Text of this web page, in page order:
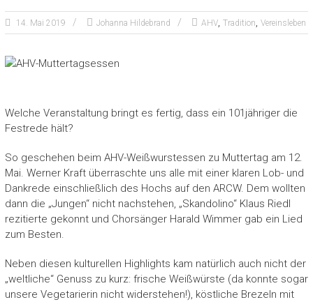
14. Mai 2019 Johanna Hildebrand AHV, Tradition, Vereinsleben
Welche Veranstaltung bringt es fertig, dass ein 101jähriger die
Festrede hält?
So geschehen beim AHV-Weißwurstessen zu Muttertag am 12.
Mai. Werner Kraft überraschte uns alle mit einer klaren Lob- und
Dankrede einschließlich des Hochs auf den ARCW. Dem wollten
dann die „Jungen“ nicht nachstehen, „Skandolino“ Klaus Riedl
rezitierte gekonnt und Chorsänger Harald Wimmer gab ein Lied
zum Besten.
Neben diesen kulturellen Highlights kam natürlich auch nicht der
„weltliche“ Genuss zu kurz: frische Weißwürste (da konnte sogar
unsere Vegetarierin nicht widerstehen!), köstliche Brezeln mit